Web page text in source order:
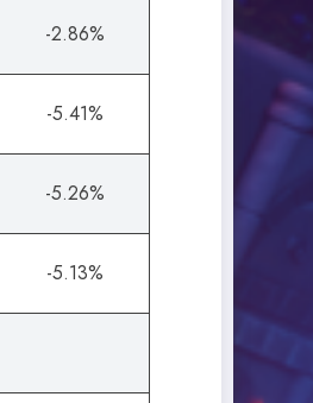
-2.86%
-5.41%
-5.26%
-5.13%